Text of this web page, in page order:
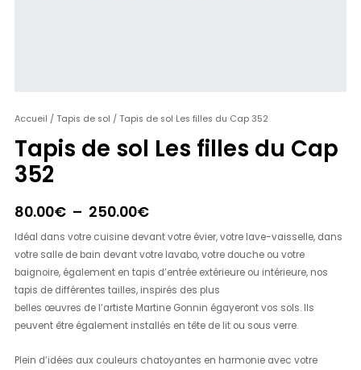
Accueil / Tapis de sol / Tapis de sol Les filles du Cap 352
Tapis de sol Les filles du Cap
352
80.00€ – 250.00€
Plage
de
à
250.00€
Idéal dans votre cuisine devant votre évier, votre lave-vaisselle, dans
votre salle de bain devant votre lavabo, votre douche ou votre
baignoire, également en tapis d’entrée extérieure ou intérieure, nos
tapis de différentes tailles, inspirés des plus
belles œuvres de l’artiste Martine Gonnin égayeront vos sols. Ils
peuvent être également installés en tête de lit ou sous verre.
Plein d’idées aux couleurs chatoyantes en harmonie avec votre
quantité
Tapis
de
Les
du
Cap
352